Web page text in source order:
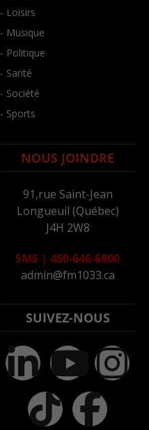
- Loisirs
- Musique
- Politique
- Santé
- Société
- Sports
NOUS JOINDRE
91,rue Saint-Jean
Longueuil (Québec)
J4H 2W8
SMS | 450-646-6800
admin@fm1033.ca
SUIVEZ-NOUS